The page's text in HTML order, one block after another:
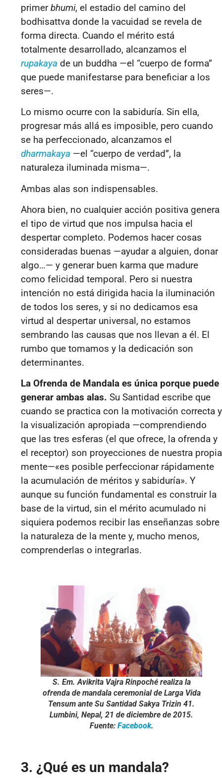
primerbhumi, el estadio del camino del
bodhisattva donde la vacuidad se revela de
forma directa. Cuando el mérito está
totalmente desarrollado, alcanzamos el
rupakaya de un buddha —el “cuerpo de forma”
que puede manifestarse para beneficiar a los
seres—.
Lo mismo ocurre con la sabiduría. Sin ella,
progresar más allá es imposible, pero cuando
se ha perfeccionado, alcanzamos el
dharmakaya —el “cuerpo de verdad”, la
naturaleza iluminada misma—.
Ambas alas son indispensables.
Ahora bien, no cualquier acción positiva genera
el tipo de virtud que nos impulsa hacia el
despertar completo. Podemos hacer cosas
consideradas buenas —ayudar a alguien, donar
algo…— y generar buen karma que madure
como felicidad temporal. Pero si nuestra
intención no está dirigida hacia la iluminación
de todos los seres, y si no dedicamos esa
virtud al despertar universal, no estamos
sembrando las causas que nos llevan a él. El
rumbo que tomamos y la dedicación son
determinantes.
La Ofrenda de Mandala es única porque puede
generar ambas alas. Su Santidad escribe que
cuando se practica con la motivación correcta y
la visualización apropiada —comprendiendo
que las tres esferas (el que ofrece, la ofrenda y
el receptor) son proyecciones de nuestra propia
mente—«es posible perfeccionar rápidamente
la acumulación de méritos y sabiduría». Y
aunque su función fundamental es construir la
base de la virtud, sin el mérito acumulado ni
siquiera podemos recibir las enseñanzas sobre
la naturaleza de la mente y, mucho menos,
comprenderlas o integrarlas.
S. Em. Avikrita Vajra Rinpoché realiza la
ofrenda de mandala ceremonial de Larga Vida
Tensum ante Su Santidad Sakya Trizin 41.
Lumbini, Nepal, 21 de diciembre de 2015.
Fuente: Facebook.
3. ¿Qué es un mandala?